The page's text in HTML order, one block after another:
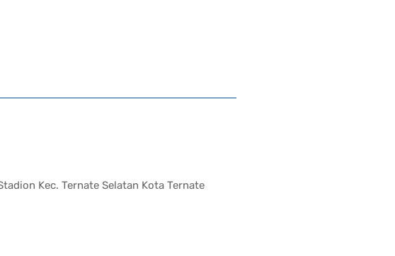
Kec. Ternate Selatan Kota Ternate